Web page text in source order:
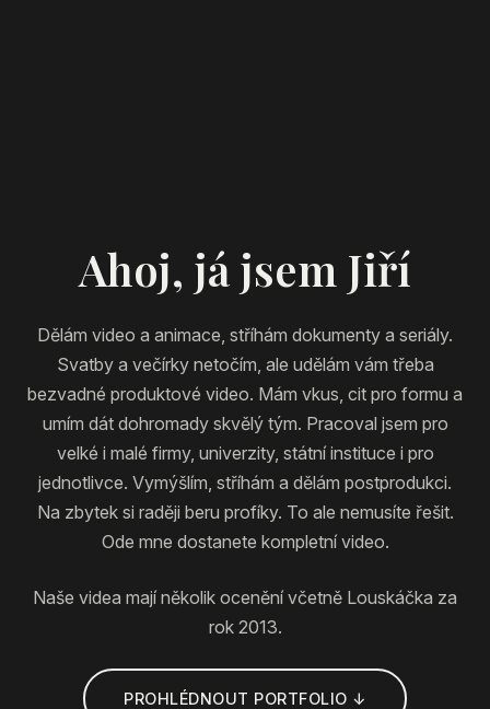
Ahoj, já jsem Jiří
Dělám video a animace, stříhám dokumenty a seriály.
Svatby a večírky netočím, ale udělám vám třeba
bezvadné produktové video. Mám vkus, cit pro formu a
umím dát dohromady skvělý tým. Pracoval jsem pro
velké i malé firmy, univerzity, státní instituce i pro
jednotlivce. Vymýšlím, stříhám a dělám postprodukci.
Na zbytek si raději beru profíky. To ale nemusíte řešit.
Ode mne dostanete kompletní video.
Naše videa mají několik ocenění včetně Louskáčka za
rok 2013.
PROHLÉDNOUT PORTFOLIO ↓